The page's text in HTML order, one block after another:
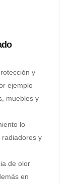
y
ejemplo
muebles y
lo
y
de olor
en